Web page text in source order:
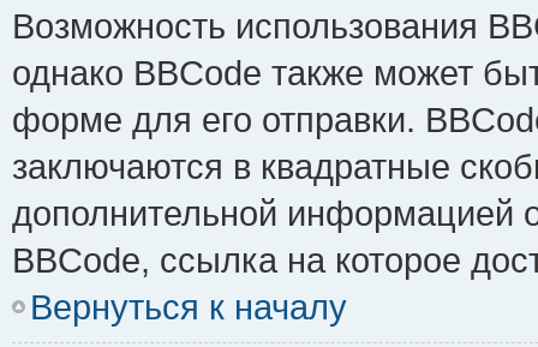
Возможность использования
однако BBCode также может
форме для его отправки.
заключаются в квадратные
дополнительной информацией
BBCode, ссылка на которое
Вернуться к началу